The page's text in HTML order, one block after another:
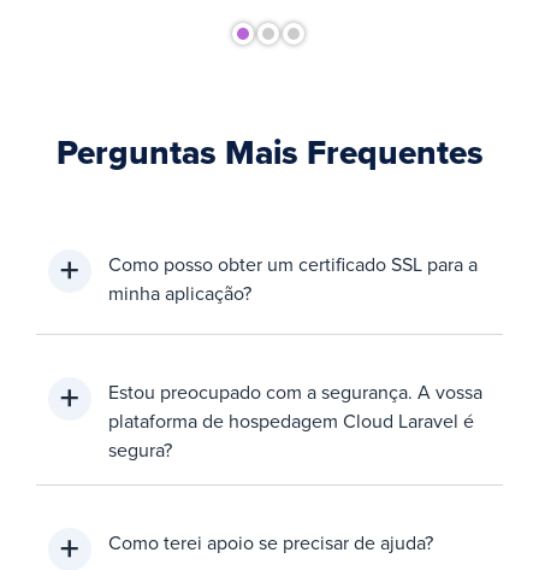
Perguntas Mais Frequentes
Como posso obter um certificado SSL para a
minha aplicação?
Estou preocupado com a segurança. A vossa
plataforma de hospedagem Cloud Laravel é
segura?
Como terei apoio se precisar de ajuda?